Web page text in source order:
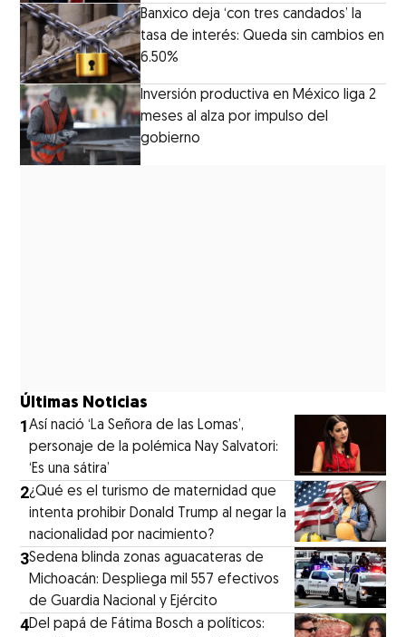
Banxico deja ‘con tres candados’ la
tasa de interés: Queda sin cambios en
6.50%
Inversión productiva en México liga 2
meses al alza por impulso del
gobierno
Últimas Noticias
1⁠Así nació ‘La Señora de las Lomas’,
personaje de la polémica Nay Salvatori:
‘Es una sátira’
2¿Qué es el turismo de maternidad que
intenta prohibir Donald Trump al negar la
nacionalidad por nacimiento?
3Sedena blinda zonas aguacateras de
Michoacán: Despliega mil 557 efectivos
de Guardia Nacional y Ejército
4⁠Del papá de Fátima Bosch a políticos: